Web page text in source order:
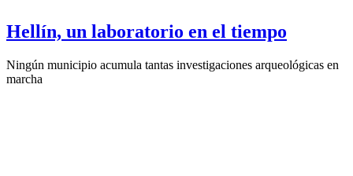
Hellín, un laboratorio en el tiempo
Ningún municipio acumula tantas investigaciones arqueológicas en
marcha